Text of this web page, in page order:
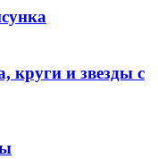
круги и звезды с